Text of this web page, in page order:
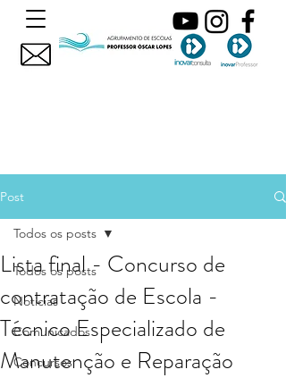
Post
Todos os posts
Noticias
Comunicados
Concursos
Todos os posts
Lista final - Concurso de
contratação de Escola -
Técnico Especializado de
Manutenção e Reparação